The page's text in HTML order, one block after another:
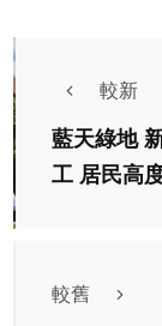
較新
藍天綠地
工 居民高
較舊